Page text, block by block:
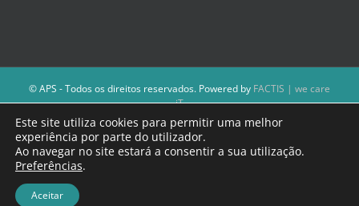
© APS - Todos os direitos reservados. Powered by FACTIS | we care
iT
A Direção da APS reserva-se o direito de não publicar conteúdos que
violem as leis nacionais.
Os textos assinados e as imagens depositadas são da inteira
Este site utiliza cookies para permitir uma melhor
experiência por parte do utilizador.
Ao navegar no site estará a consentir a sua utilização.
Preferências.
Aceitar